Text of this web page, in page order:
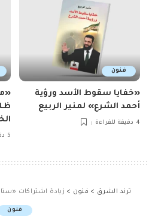
فنون
«خفايا سقوط الأسد ورؤية
أحمد الشرع» لمنير الربيع
4 دقيقة للقراءة
5 دقيقة للقراءة
ترند الشرق > فنون > زيادة اشتراكات «سناب
فنون